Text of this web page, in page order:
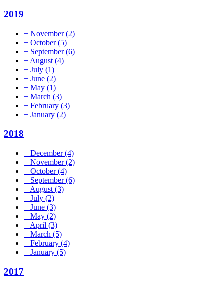
2019
+ November(2)
+ October(5)
+ September(6)
+ August (4)
+ July (1)
+ June (2)
+ May (1)
+ March (3)
+ February (3)
+ January (2)
2018
+ December(4)
+ November(2)
+ October(4)
+ September(6)
+ August (3)
+ July (2)
+ June (3)
+ May (2)
+ April (3)
+ March (5)
+ February (4)
+ January (5)
2017